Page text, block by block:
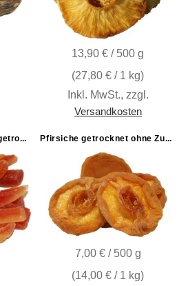
13,90 € / 500 g
(27,80 € / 1 kg)
Inkl. MwSt., zzgl.
Versandkosten
Papaya Stangen Spears getrocknet ungeschwefelt Pfirsiche getrocknet ohne Zuckerzusatz
7,00 € / 500 g
(14,00 € / 1 kg)